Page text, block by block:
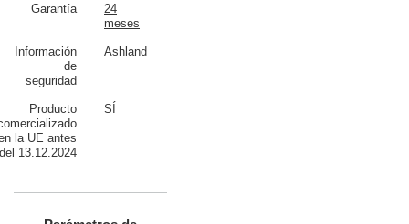
Garantía
24
meses
Información
de
seguridad
Ashland
Producto
la UE antes
del 13.12.2024
SÍ